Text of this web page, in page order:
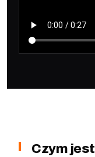
Czym jest